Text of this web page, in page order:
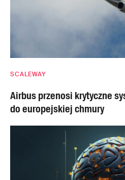
SCALEWAY
Airbus przenosi krytyczne
do europejskiej chmury